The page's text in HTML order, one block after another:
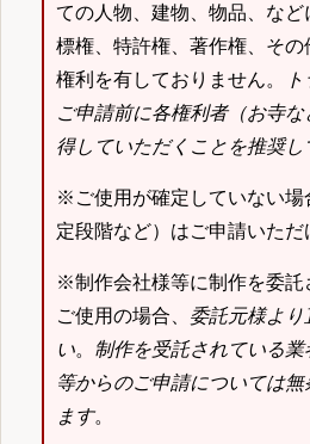
ての人物、建物、物品、な
標権、特許権、著作権、そ
権利を有しておりません。
ご申請前に各権利者（お寺
得していただくことを推奨し
※ご使用が確定していない場
定段階など）はご申請いただ
※制作会社様等に制作を委託
ご使用の場合、 委託元様より
い。 制作を受託されている
等からのご申請については
ます。